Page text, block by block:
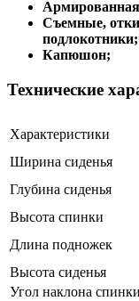
Съемные,
подлокотники;
Капюшон;
Технические
Характеристики
Ширина сиденья
Глубина сиденья
Высота спинки
Длина подножек
Высота сиденья
Угол наклона спинки